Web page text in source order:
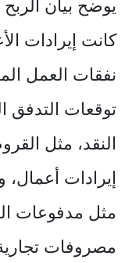
يوضح بيان
كانت إيرادات
نفقات العمل
توقعات التدفق
النقد، مثل
إيرادات
مثل مدفوعات
مصروفات